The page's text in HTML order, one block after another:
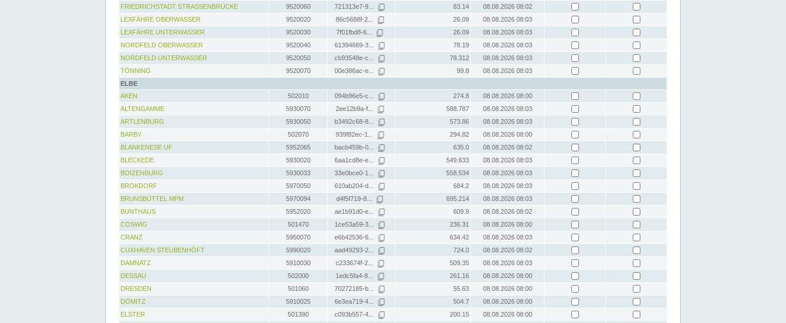
FRIEDRICHSTADT STRASSENBRÜCKE
9520060 721313e7-9... 83.14
08.08.2026 08:02
LEXFÄHRE OBERWASSER
9520020 86c5688f-2... 26.09
08.08.2026 08:03
LEXFÄHRE UNTERWASSER
9520030 7f01fbd8-6... 26.09
08.08.2026 08:03
NORDFELD OBERWASSER
9520040 61394669-3... 78.19
08.08.2026 08:03
NORDFELD UNTERWASSER
9520050 cb93548e-c... 78.312
08.08.2026 08:03
TÖNNING
9520070 00e386ac-e... 99.8
08.08.2026 08:03
ELBE
AKEN
502010 094b96e5-c... 274.8
08.08.2026 08:00
ALTENGAMME
5930070 2ee12b9a-f... 588.787
08.08.2026 08:03
ARTLENBURG
5930050 b3492c68-8... 573.86
08.08.2026 08:03
BARBY
502070 939f82ec-1... 294.82
08.08.2026 08:00
BLANKENESE UF
5952065 bacb459b-0... 635.0
08.08.2026 08:02
BLECKEDE
5930020 6aa1cd8e-e... 549.633
08.08.2026 08:03
BOIZENBURG
5930033 33e0bce0-1... 558.534
08.08.2026 08:03
BROKDORF
5970050 610ab204-d... 684.2
08.08.2026 08:03
BRUNSBÜTTEL MPM
5970094 d4f5f719-8... 695.214
08.08.2026 08:03
BUNTHAUS
5952020 ae1b91d0-e... 609.9
08.08.2026 08:02
COSWIG
501470 1ce53a59-3... 236.31
08.08.2026 08:00
CRANZ
5950070 e6b42536-6... 634.42
08.08.2026 08:03
CUXHAVEN STEUBENHÖFT
5990020 aad49293-2... 724.0
08.08.2026 08:02
DAMNATZ
5910030 c233674f-2... 509.35
08.08.2026 08:03
DESSAU
502000 1edc5fa4-8... 261.16
08.08.2026 08:00
DRESDEN
501060 70272185-b... 55.63
08.08.2026 08:00
DÖMITZ
5910025 6e3ea719-4... 504.7
08.08.2026 08:00
ELSTER
501390 c093b557-4... 200.15
08.08.2026 08:00